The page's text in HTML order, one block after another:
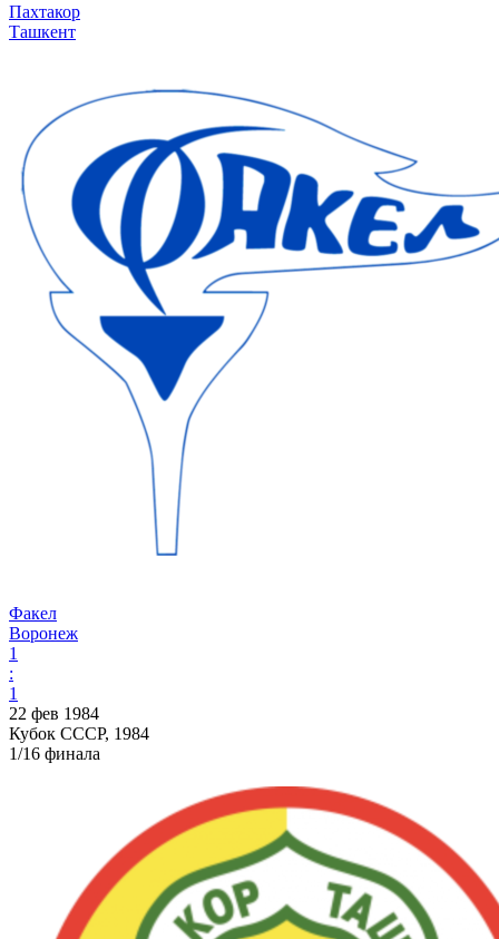
Пахтакор
Ташкент
Факел
Воронеж
1
:
1
22 фев 1984
Кубок СССР, 1984
1/16 финала